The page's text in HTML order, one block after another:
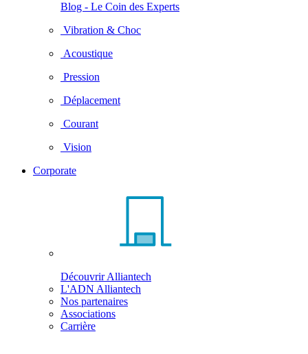
Blog - Le Coin des Experts
Vibration & Choc
Acoustique
Pression
Déplacement
Courant
Vision
Corporate
Découvrir Alliantech
L'ADN Alliantech
Nos partenaires
Associations
Carrière